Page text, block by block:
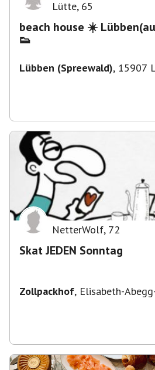
Lütte, 65
beach house ☀️
👟
Lübben (Spreewald), 15907
NetterWolf, 72
Skat JEDEN Sonntag
Zollpackhof, Elisabeth-